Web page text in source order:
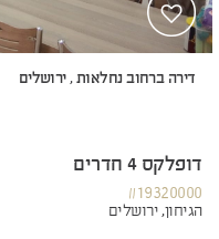
דירה ברחוב נחלאות , ירושלים
דופלקס 4 חדרים
#19320000
הגיחון, ירושלים